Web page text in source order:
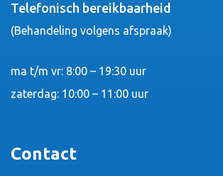
Telefonisch bereikbaarheid
(Behandeling volgens afspraak)
ma t/m vr: 8:00 – 19:30 uur
zaterdag: 10:00 – 11:00 uur
Contact